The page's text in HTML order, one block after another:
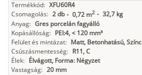
Termékkód: XFU60R4
Csomagolás: 2 db - 0,72 m2 - 32,7 kg
Anyag: Gres porcelán fagyálló
Kopásállóság: PEI:4, < 120 mm³
Felület és mintázat: Matt, Betonhatású,
Csúszásmentesség: R11, C
Élek: Élvágott, Forma: Négyzet
Vastagság: 20 mm